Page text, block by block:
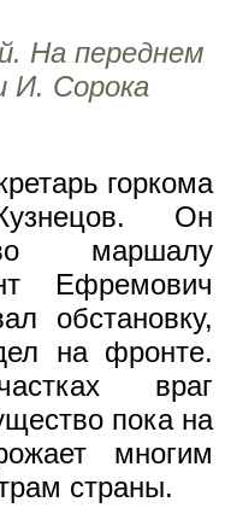
На переднем
И. Сорока
горкома
Он
маршалу
Ефремович
обстановку,
на фронте.
враг
пока на
многим
страны.